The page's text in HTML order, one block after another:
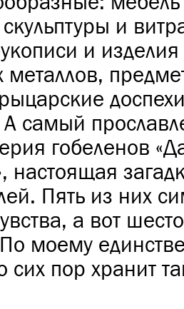
и
и
металлов,
самый
гобеленов
настоящая
Пять из них
а вот
моему
пор хранит